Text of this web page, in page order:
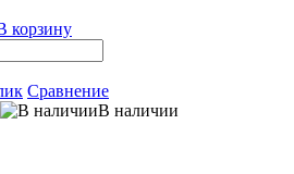
корзину
Сравнение
В наличии